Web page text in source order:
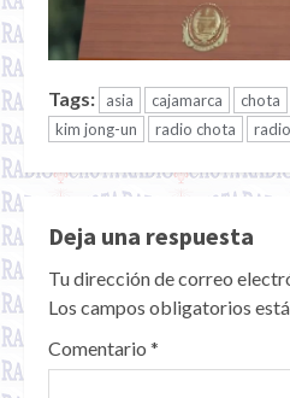
Tags: asia cajamarca chota
kim jong-un
radio chota
Deja una respuesta
Tu dirección de correo
Los campos obligatorios
Comentario *